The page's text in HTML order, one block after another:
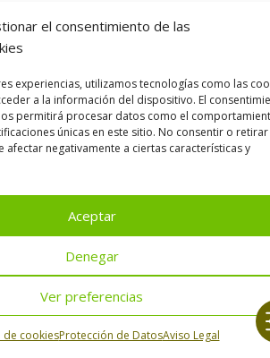
el consentimiento de las
experiencias, utilizamos tecnologías como las
a la información del dispositivo. El
permitirá procesar datos como el
únicas en este sitio. No consentir o
afectar negativamente a ciertas características y
Aceptar
Denegar
Ver preferencias
de cookiesProtección de DatosAviso Legal